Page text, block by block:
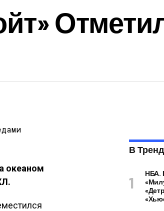
океаном
В
НБА.